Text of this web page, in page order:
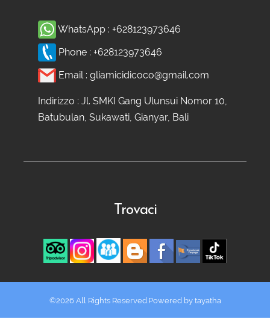
WhatsApp : +628123973646
Phone : +628123973646
Email : gliamicidicoco@gmail.com
Indirizzo : Jl. SMKI Gang Ulunsui Nomor 10,
Batubulan, Sukawati, Gianyar, Bali
Trovaci
©2026 All Rights Reserved.Powered by tayatha